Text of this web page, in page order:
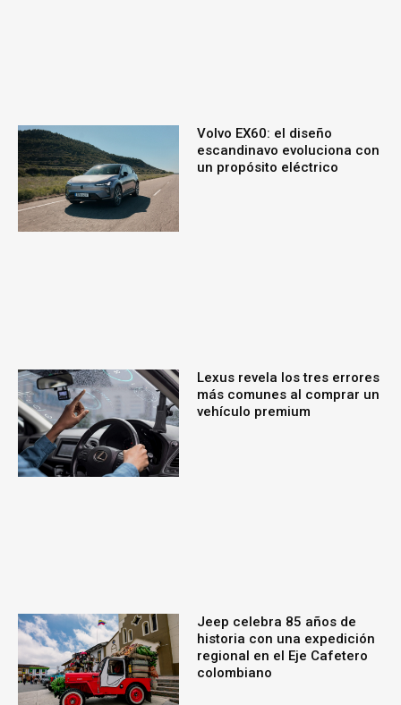
Volvo EX60: el diseño
escandinavo evoluciona con
un propósito eléctrico
Lexus revela los tres errores
más comunes al comprar un
vehículo premium
Jeep celebra 85 años de
historia con una expedición
regional en el Eje Cafetero
colombiano